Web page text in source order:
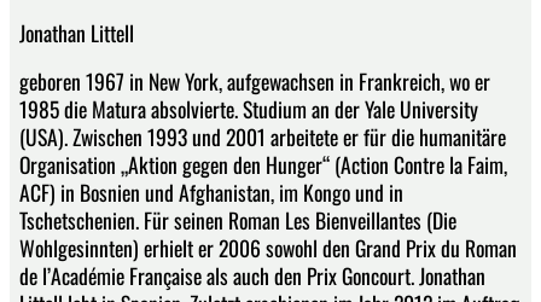
Jonathan Littell
geboren 1967 in New York, aufgewachsen in Frankreich, wo er
1985 die Matura absolvierte. Studium an der Yale University
(USA). Zwischen 1993 und 2001 arbeitete er für die humanitäre
Organisation „Aktion gegen den Hunger“ (Action Contre la Faim,
ACF) in Bosnien und Afghanistan, im Kongo und in
Tschetschenien. Für seinen Roman Les Bienveillantes (Die
Wohlgesinnten) erhielt er 2006 sowohl den Grand Prix du Roman
de l’Académie Française als auch den Prix Goncourt. Jonathan